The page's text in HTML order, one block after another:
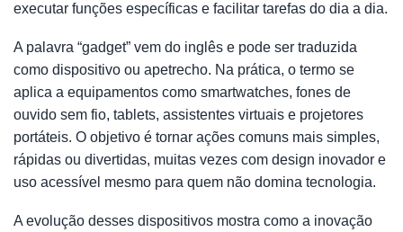
executar funções específicas e facilitar tarefas do dia a dia.
A palavra “gadget” vem do inglês e pode ser traduzida
como dispositivo ou apetrecho. Na prática, o termo se
aplica a equipamentos como smartwatches, fones de
ouvido sem fio, tablets, assistentes virtuais e projetores
portáteis. O objetivo é tornar ações comuns mais simples,
rápidas ou divertidas, muitas vezes com design inovador e
uso acessível mesmo para quem não domina tecnologia.
A evolução desses dispositivos mostra como a inovação